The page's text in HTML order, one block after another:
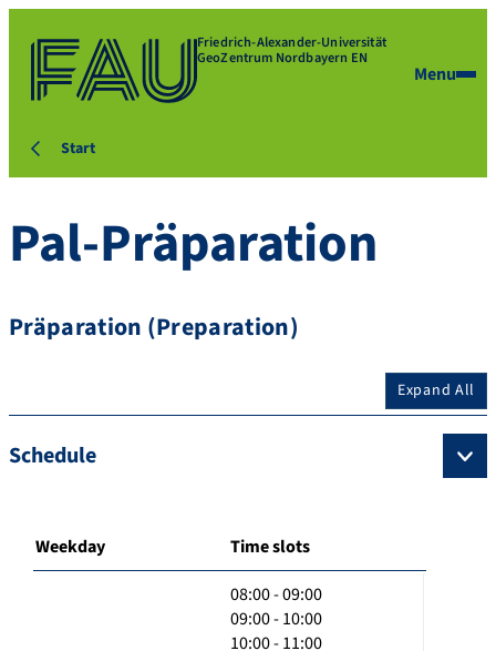
Friedrich-Alexander-Universität
GeoZentrum Nordbayern EN
Menu
Start
Pal-Präparation
Präparation (Preparation)
Expand All
Schedule
Weekday Time slots
08:00 - 09:00
09:00 - 10:00
10:00 - 11:00